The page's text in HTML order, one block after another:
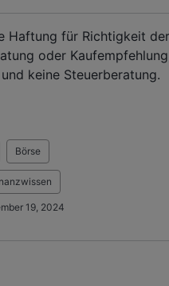
Haftung für Richtigkeit
oder
keine Steuerberatung.
Börse
19, 2024